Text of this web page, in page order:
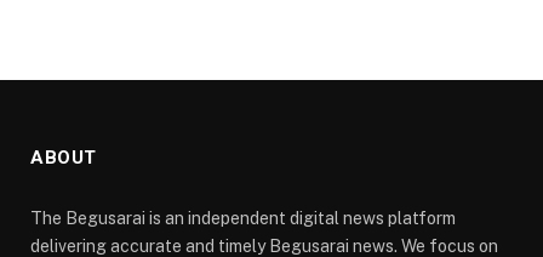
ABOUT
The Begusarai is an independent digital news platform
delivering accurate and timely Begusarai news. We focus on